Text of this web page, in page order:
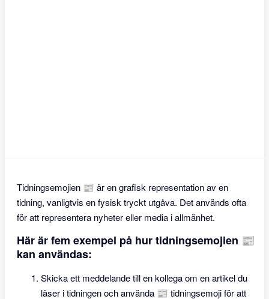
Tidningsemojien 📰 är en grafisk representation av en
tidning, vanligtvis en fysisk tryckt utgåva. Det används ofta
för att representera nyheter eller media i allmänhet.
Här är fem exempel på hur tidningsemojien 📰
kan användas:
Skicka ett meddelande till en kollega om en artikel du
läser i tidningen och använda 📰 tidningsemoji för att